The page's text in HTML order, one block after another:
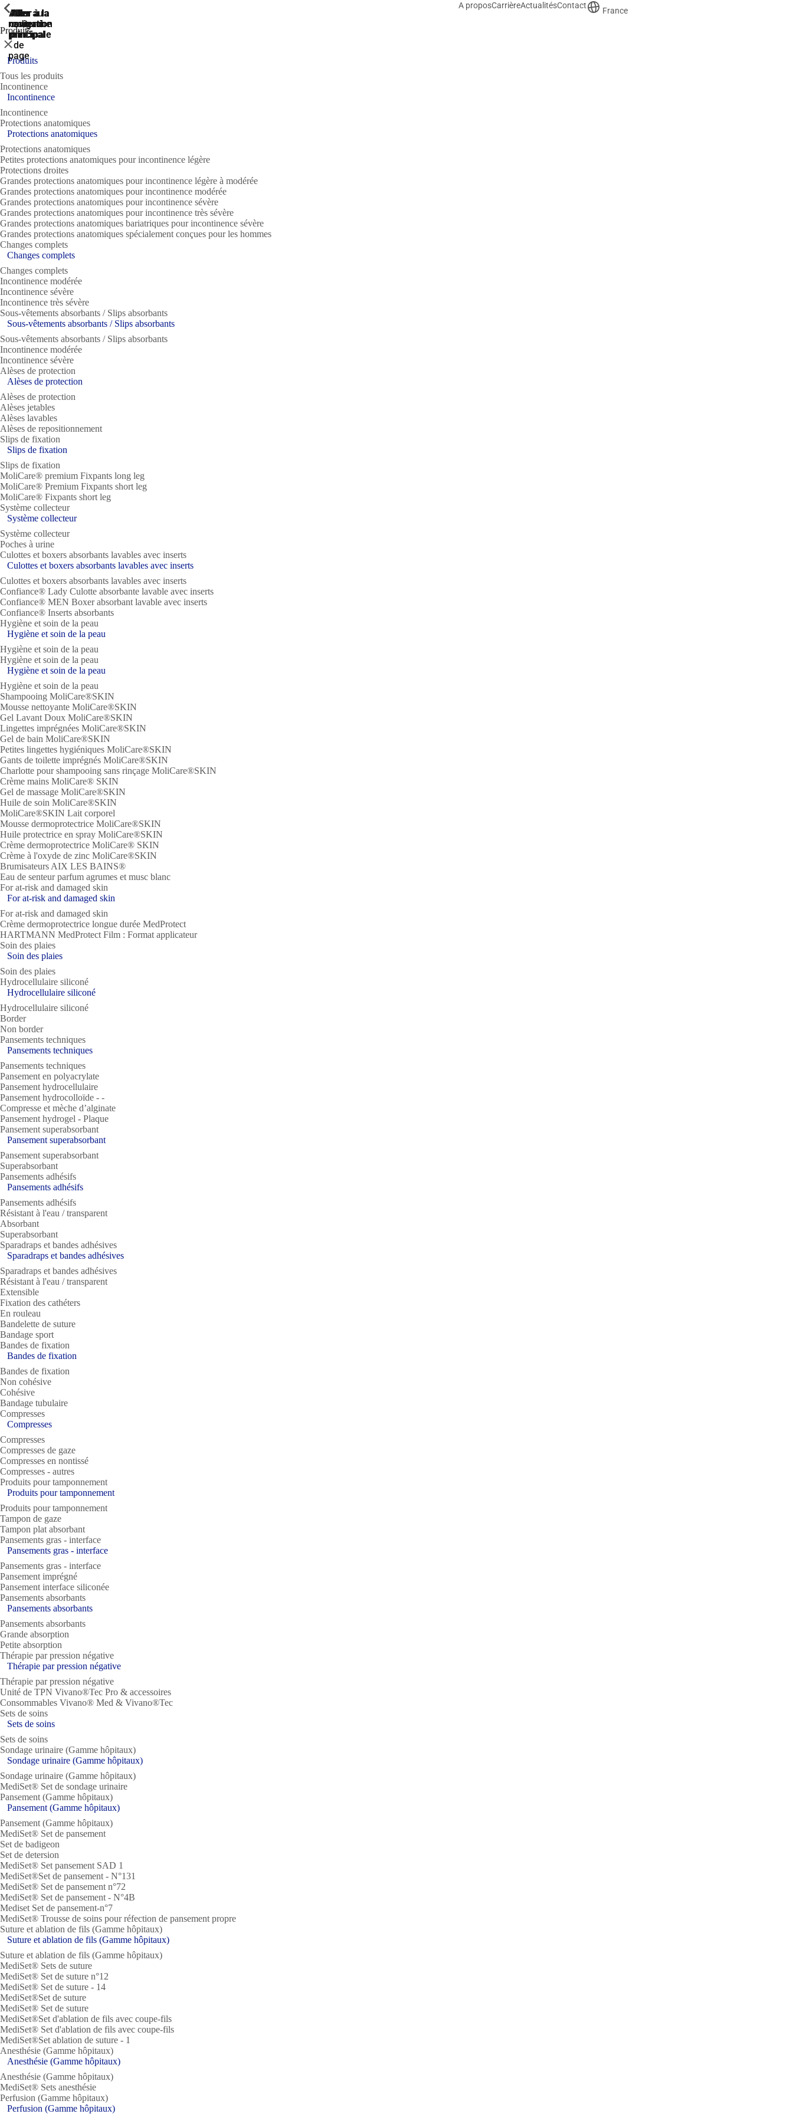
Aller à la
recherche
Aller à la
navigation
principale
Aller à la
navigation
principale
Aller au
contenu
principal
Aller
au
pied
de
page
A proposCarrièreActualitésContact
France
Produits
ShowPrevious
Fermer
Produits
Tous les produits
Incontinence
ShowPrevious
Incontinence
Incontinence
Protections anatomiques
ShowPrevious
Protections anatomiques
Protections anatomiques
Petites protections anatomiques pour incontinence légère
Protections droites
Grandes protections anatomiques pour incontinence légère à modérée
Grandes protections anatomiques pour incontinence modérée
Grandes protections anatomiques pour incontinence sévère
Grandes protections anatomiques pour incontinence très sévère
Grandes protections anatomiques bariatriques pour incontinence sévère
Grandes protections anatomiques spécialement conçues pour les hommes
Changes complets
ShowPrevious
Changes complets
Changes complets
Incontinence modérée
Incontinence sévère
Incontinence très sévère
Sous-vêtements absorbants / Slips absorbants
ShowPrevious
Sous-vêtements absorbants / Slips absorbants
Sous-vêtements absorbants / Slips absorbants
Incontinence modérée
Incontinence sévère
Alèses de protection
ShowPrevious
Alèses de protection
Alèses de protection
Alèses jetables
Alèses lavables
Alèses de repositionnement
Slips de fixation
ShowPrevious
Slips de fixation
Slips de fixation
MoliCare® premium Fixpants long leg
MoliCare® Premium Fixpants short leg
MoliCare® Fixpants short leg
Système collecteur
ShowPrevious
Système collecteur
Système collecteur
Poches à urine
Culottes et boxers absorbants lavables avec inserts
ShowPrevious
Culottes et boxers absorbants lavables avec inserts
Culottes et boxers absorbants lavables avec inserts
Confiance® Lady Culotte absorbante lavable avec inserts
Confiance® MEN Boxer absorbant lavable avec inserts
Confiance® Inserts absorbants
Hygiène et soin de la peau
ShowPrevious
Hygiène et soin de la peau
Hygiène et soin de la peau
Hygiène et soin de la peau
ShowPrevious
Hygiène et soin de la peau
Hygiène et soin de la peau
Shampooing MoliCare®SKIN
Mousse nettoyante MoliCare®SKIN
Gel Lavant Doux MoliCare®SKIN
Lingettes imprégnées MoliCare®SKIN
Gel de bain MoliCare®SKIN
Petites lingettes hygiéniques MoliCare®SKIN
Gants de toilette imprégnés MoliCare®SKIN
Charlotte pour shampooing sans rinçage MoliCare®SKIN
Crème mains MoliCare® SKIN
Gel de massage MoliCare®SKIN
Huile de soin MoliCare®SKIN
MoliCare®SKIN Lait corporel
Mousse dermoprotectrice MoliCare®SKIN
Huile protectrice en spray MoliCare®SKIN
Crème dermoprotectrice MoliCare® SKIN
Crème à l'oxyde de zinc MoliCare®SKIN
Brumisateurs AIX LES BAINS®
Eau de senteur parfum agrumes et musc blanc
For at-risk and damaged skin
ShowPrevious
For at-risk and damaged skin
For at-risk and damaged skin
Crème dermoprotectrice longue durée MedProtect
HARTMANN MedProtect Film : Format applicateur
Soin des plaies
ShowPrevious
Soin des plaies
Soin des plaies
Hydrocellulaire siliconé
ShowPrevious
Hydrocellulaire siliconé
Hydrocellulaire siliconé
Border
Non border
Pansements techniques
ShowPrevious
Pansements techniques
Pansements techniques
Pansement en polyacrylate
Pansement hydrocellulaire
Pansement hydrocolloïde ‐ -
Compresse et mèche d’alginate
Pansement hydrogel ‐ Plaque
Pansement superabsorbant
ShowPrevious
Pansement superabsorbant
Pansement superabsorbant
Superabsorbant
Pansements adhésifs
ShowPrevious
Pansements adhésifs
Pansements adhésifs
Résistant à l'eau / transparent
Absorbant
Superabsorbant
Sparadraps et bandes adhésives
ShowPrevious
Sparadraps et bandes adhésives
Sparadraps et bandes adhésives
Résistant à l'eau / transparent
Extensible
Fixation des cathéters
En rouleau
Bandelette de suture
Bandage sport
Bandes de fixation
ShowPrevious
Bandes de fixation
Bandes de fixation
Non cohésive
Cohésive
Bandage tubulaire
Compresses
ShowPrevious
Compresses
Compresses
Compresses de gaze
Compresses en nontissé
Compresses - autres
Produits pour tamponnement
ShowPrevious
Produits pour tamponnement
Produits pour tamponnement
Tampon de gaze
Tampon plat absorbant
Pansements gras - interface
ShowPrevious
Pansements gras - interface
Pansements gras - interface
Pansement imprégné
Pansement interface siliconée
Pansements absorbants
ShowPrevious
Pansements absorbants
Pansements absorbants
Grande absorption
Petite absorption
Thérapie par pression négative
ShowPrevious
Thérapie par pression négative
Thérapie par pression négative
Unité de TPN Vivano®Tec Pro & accessoires
Consommables Vivano® Med & Vivano®Tec
Sets de soins
ShowPrevious
Sets de soins
Sets de soins
Sondage urinaire (Gamme hôpitaux)
ShowPrevious
Sondage urinaire (Gamme hôpitaux)
Sondage urinaire (Gamme hôpitaux)
MediSet® Set de sondage urinaire
Pansement (Gamme hôpitaux)
ShowPrevious
Pansement (Gamme hôpitaux)
Pansement (Gamme hôpitaux)
MediSet® Set de pansement
Set de badigeon
Set de detersion
MediSet® Set pansement SAD 1
MediSet®Set de pansement - N°131
MediSet® Set de pansement n°72
MediSet® Set de pansement - N°4B
Mediset Set de pansement-n°7
MediSet® Trousse de soins pour réfection de pansement propre
Suture et ablation de fils (Gamme hôpitaux)
ShowPrevious
Suture et ablation de fils (Gamme hôpitaux)
Suture et ablation de fils (Gamme hôpitaux)
MediSet® Sets de suture
MediSet® Set de suture n°12
MediSet® Set de suture - 14
MediSet®Set de suture
MediSet® Set de suture
MediSet®Set d'ablation de fils avec coupe-fils
MediSet® Set d'ablation de fils avec coupe-fils
MediSet®Set ablation de suture - 1
Anesthésie (Gamme hôpitaux)
ShowPrevious
Anesthésie (Gamme hôpitaux)
Anesthésie (Gamme hôpitaux)
MediSet® Sets anesthésie
Perfusion (Gamme hôpitaux)
ShowPrevious
Perfusion (Gamme hôpitaux)
ShowPrevious
ShowPrevious
ShowPrevious
ShowPrevious
ShowPrevious
ShowPrevious
ShowPrevious
ShowPrevious
ShowPrevious
ShowPrevious
ShowPrevious
ShowPrevious
ShowPrevious
ShowPrevious
ShowPrevious
ShowPrevious
ShowPrevious
ShowPrevious
ShowPrevious
ShowPrevious
ShowPrevious
ShowPrevious
ShowPrevious
ShowPrevious
ShowPrevious
ShowPrevious
ShowPrevious
ShowPrevious
ShowPrevious
ShowPrevious
ShowPrevious
ShowPrevious
ShowPrevious
ShowPrevious